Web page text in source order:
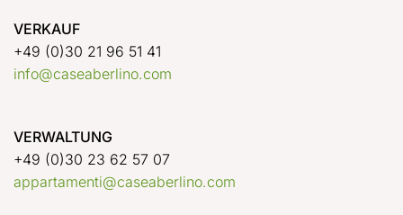
VERKAUF
+49 (0)30 21 96 51 41
info@caseaberlino.com
VERWALTUNG
+49 (0)30 23 62 57 07
appartamenti@caseaberlino.com